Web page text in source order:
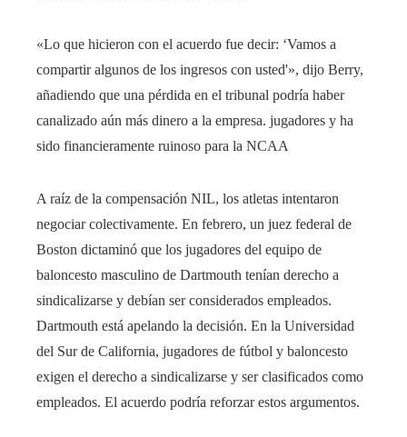
«Lo que hicieron con el acuerdo fue decir: ‘Vamos a
compartir algunos de los ingresos con usted'», dijo Berry,
añadiendo que una pérdida en el tribunal podría haber
canalizado aún más dinero a la empresa. jugadores y ha
sido financieramente ruinoso para la NCAA
A raíz de la compensación NIL, los atletas intentaron
negociar colectivamente. En febrero, un juez federal de
Boston dictaminó que los jugadores del equipo de
baloncesto masculino de Dartmouth tenían derecho a
sindicalizarse y debían ser considerados empleados.
Dartmouth está apelando la decisión. En la Universidad
del Sur de California, jugadores de fútbol y baloncesto
exigen el derecho a sindicalizarse y ser clasificados como
empleados. El acuerdo podría reforzar estos argumentos.